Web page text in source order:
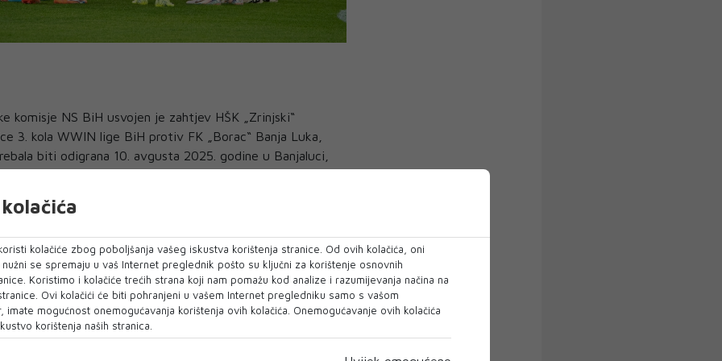
komisje NS BiH usvojen je zahtjev HŠK „Zrinjski“
3. kola WWIN lige BiH protiv FK „Borac“ Banja Luka,
biti odigrana 10. avgusta 2025. godine u Banjaluci,
o terminima zaostalih utakmica WWin lige kako
kolačiće zbog poboljšanja vašeg iskustva korištenja stranice. Od ovih kolačića, oni
se spremaju u vaš Internet preglednik pošto su ključni za korištenje osnovnih
Koristimo i kolačiće trećih strana koji nam pomažu kod analize i razumijevanja načina na
Ovi kolačići će biti pohranjeni u vašem Internet pregledniku samo s vašom
imate mogućnost onemogućavanja korištenja ovih kolačića. Onemogućavanje ovih kolačića
korištenja naših stranica.